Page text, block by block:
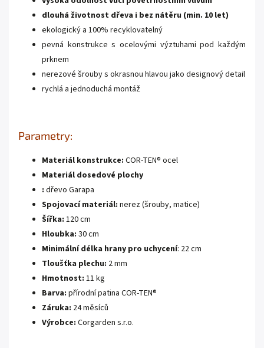
dlouhá životnost dřeva i bez nátěru (min. 10 let)
ekologický a 100% recyklovatelný
pevná konstrukce s ocelovými výztuhami pod každým
prknem
nerezové šrouby s okrasnou hlavou jako designový detail
rychlá a jednoduchá montáž
Parametry:
Materiál konstrukce: COR-TEN® ocel
Materiál dosedové plochy
: dřevo Garapa
Spojovací materiál: nerez (šrouby, matice)
Šířka: 120 cm
Hloubka: 30 cm
Minimální délka hrany pro uchycení: 22 cm
Tloušťka plechu: 2 mm
Hmotnost: 11 kg
Barva: přírodní patina COR-TEN®
Záruka: 24 měsíců
Výrobce: Corgarden s.r.o.